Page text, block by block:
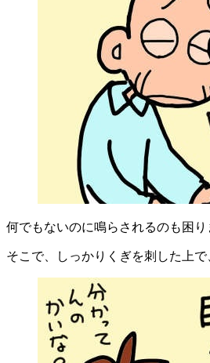
何でもないのに鳴らされるのも困り
そこで、しっかりくぎを刺した上で